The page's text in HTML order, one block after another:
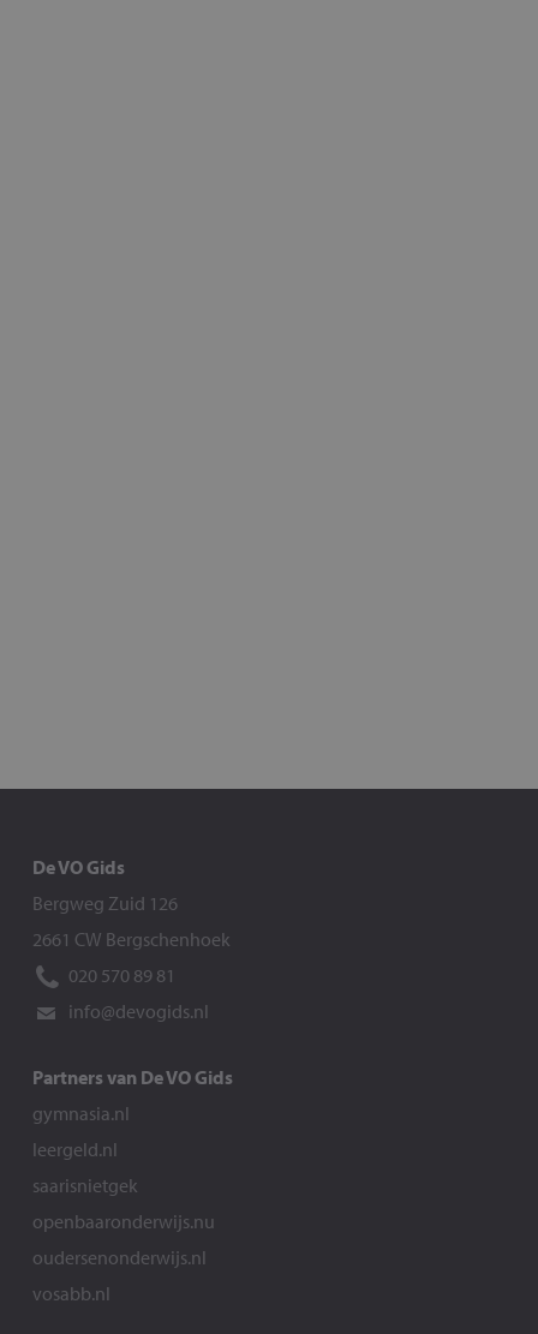
De VO Gids
Bergweg Zuid 126
2661 CW Bergschenhoek
020 570 89 81
info@devogids.nl
Partners van De VO Gids
gymnasia.nl
leergeld.nl
saarisnietgek
openbaaronderwijs.nu
oudersenonderwijs.nl
vosabb.nl